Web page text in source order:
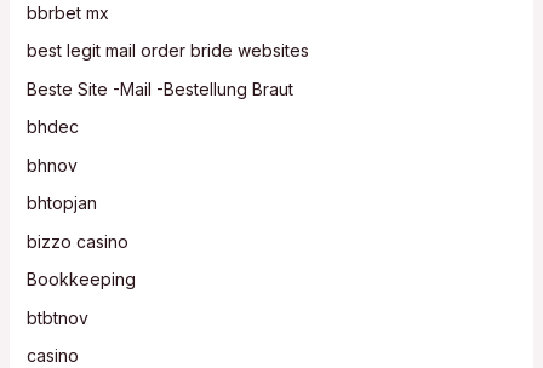
bbrbet mx
best legit mail order bride websites
Beste Site -Mail -Bestellung Braut
bhdec
bhnov
bhtopjan
bizzo casino
Bookkeeping
btbtnov
casino